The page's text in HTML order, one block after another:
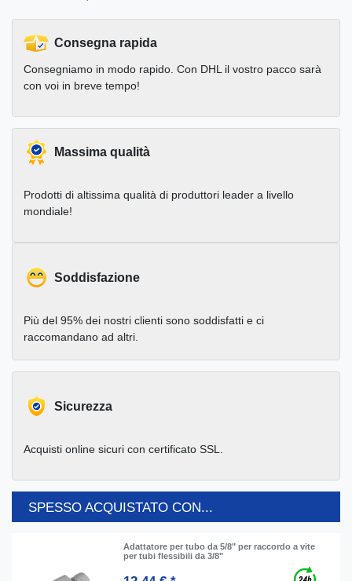
Consegna rapida
Consegniamo in modo rapido. Con DHL il vostro pacco sarà
con voi in breve tempo!
Massima qualità
Prodotti di altissima qualità di produttori leader a livello
mondiale!
Soddisfazione
Più del 95% dei nostri clienti sono soddisfatti e ci
raccomandano ad altri.
Sicurezza
Acquisti online sicuri con certificato SSL.
SPESSO ACQUISTATO CON...
Adattatore per tubo da 5/8" per raccordo a vite
per tubi flessibili da 3/8"